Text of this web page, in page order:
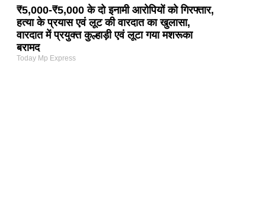
₹5,000-₹5,000 के दो इनामी आरोपियों को गिरफ्तार,
हत्या के प्रयास एवं लूट की वारदात का खुलासा,
वारदात में प्रयुक्त कुल्हाड़ी एवं लूटा गया मशरूका
बरामद
Today Mp Express